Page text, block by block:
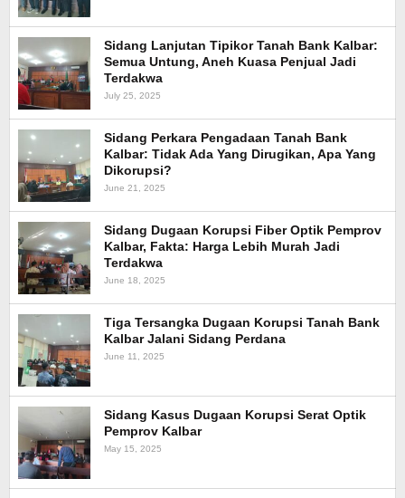
Sidang Lanjutan Tipikor Tanah Bank Kalbar:
Semua Untung, Aneh Kuasa Penjual Jadi
Terdakwa
July 25, 2025
Sidang Perkara Pengadaan Tanah Bank
Kalbar: Tidak Ada Yang Dirugikan, Apa Yang
Dikorupsi?
June 21, 2025
Sidang Dugaan Korupsi Fiber Optik Pemprov
Kalbar, Fakta: Harga Lebih Murah Jadi
Terdakwa
June 18, 2025
Tiga Tersangka Dugaan Korupsi Tanah Bank
Kalbar Jalani Sidang Perdana
June 11, 2025
Sidang Kasus Dugaan Korupsi Serat Optik
Pemprov Kalbar
May 15, 2025